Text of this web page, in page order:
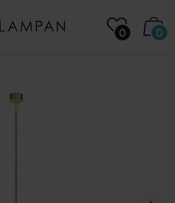
0 0